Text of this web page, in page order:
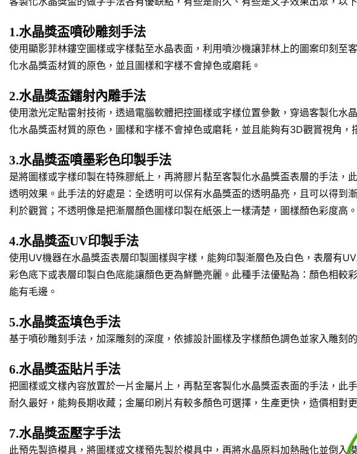
1.水晶獎盃噴砂雕刻手法
使用顯影菲林鏤空圖樣或字樣黏至水晶表面，利用噴沙機讓菲林上的圖案印刻
化水晶獎盃材質的原色，並且圖樣和字樣不會掉色或磨耗。
2.水晶獎盃鐳射內雕手法
使用激光定點雷射技術，透過電腦軟體把控圖樣或字樣位置參數，穿過客製化
化水晶獎盃材質的原色，圖樣和字樣不會掉色或磨耗，並且能夠有3D觀賞視角，
3.水晶獎盃噴墨彩色印製手法
是將圖樣或字樣印製在特殊膠紙上，再將膠片黏至客製化水晶獎盃表層的手法
透明效果。此手法的好處是：全透明可以保有水晶獎盃的透明晶亮，且可以得
利於觀賞；不透明像是把漸層顏色圖樣印製在紙張上一樣清楚，圖樣顏色彩度高
4.水晶獎盃UV印製手法
使用UV機器在水晶獎盃表層印製圖樣與字樣，能夠印製漸層色及白色，表層有
彩色底下或表層印製白色底能讓顏色更為鮮艷亮麗。此種手法優點為：顏色相
能有毛邊。
5.水晶獎盃填色手法
基于噴砂雕刻手法，加深雕刻的深度，依據設計圖樣及字樣顏色調色並家入雕刻
6.水晶獎盃貼片手法
把圖樣或文樣內容放置於一片金屬片上，再黏至客製化水晶獎盃表面的手法，
耐久最好，能夠長期收藏；金屬印刷片有較多顏色可選擇，生產更快，造價相對
7.水晶獎盃壓字手法
此預先製造模具，將圖樣或文樣預先製於模具中，再將水晶原料加熱融化並倒